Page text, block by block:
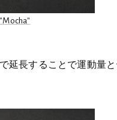
長することで運動量